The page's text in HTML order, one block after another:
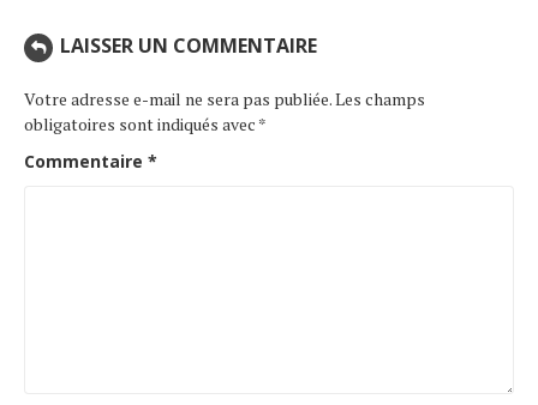
LAISSER UN COMMENTAIRE
Votre adresse e-mail ne sera pas publiée.Les champs
obligatoires sont indiqués avec *
Commentaire *